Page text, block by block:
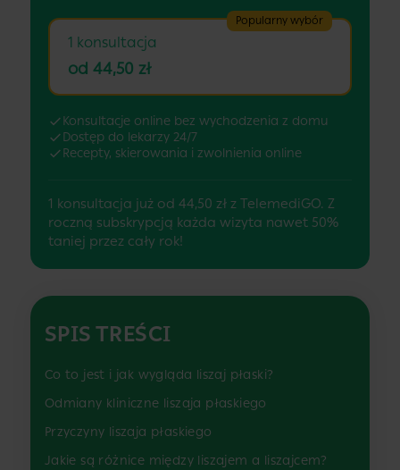
Popularny wybór
1 konsultacja
od 44,50 zł
Konsultacje online bez wychodzenia z domu
Dostęp do lekarzy 24/7
Recepty, skierowania i zwolnienia online
1 konsultacja już od 44,50 zł z TelemediGO. Z
roczną subskrypcją każda wizyta nawet 50%
taniej przez cały rok!
SPIS TREŚCI
Co to jest i jak wygląda liszaj płaski?
Odmiany kliniczne liszaja płaskiego
Przyczyny liszaja płaskiego
Jakie są różnice między liszajem a liszajcem?